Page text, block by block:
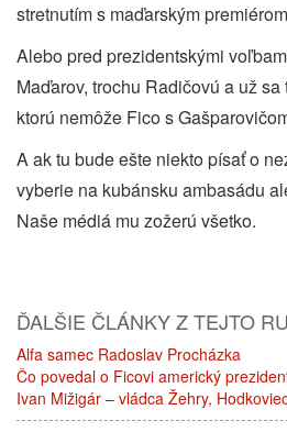
stretnutím s maďarským
Alebo pred prezidentskými
Maďarov, trochu Radičovú a už
ktorú nemôže Fico s
A ak tu bude ešte niekto písať o
vyberie na kubánsku ambasádu
Naše médiá mu zožerú všetko.
ĎALŠIE ČLÁNKY Z TEJTO
Alfa samec Radoslav Procházka
Čo povedal o Ficovi americký
Ivan Mižigár – vládca Žehry,